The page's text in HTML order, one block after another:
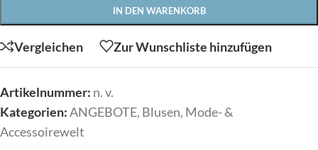
IN DEN WARENKORB
Vergleichen Zur Wunschliste hinzufügen
Artikelnummer: n. v.
Kategorien:ANGEBOTE, Blusen, Mode- &
Accessoirewelt